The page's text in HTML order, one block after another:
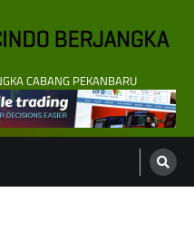
CABANG PEKANBARU